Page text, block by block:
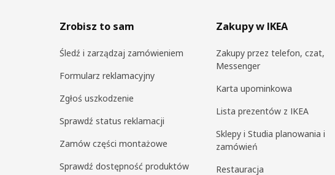
Zrobisz to sam
Śledź i zarządzaj zamówieniem
Formularz reklamacyjny
Zgłoś uszkodzenie
Sprawdź status reklamacji
Zamów części montażowe
Sprawdź dostępność produktów
Zakupy w IKEA
Zakupy przez telefon, czat,
Messenger
Karta upominkowa
Lista prezentów z IKEA
Sklepy i Studia planowania i
zamówień
Restauracja